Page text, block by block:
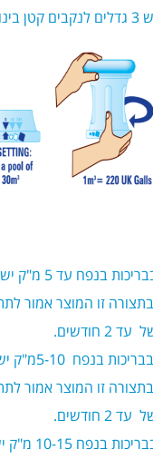
קטן בינוני וגדול.
בבריכות
זו המוצר אמור
עד 2 חודשים.
בבריכות
זו המוצר אמור
עד 2 חודשים.